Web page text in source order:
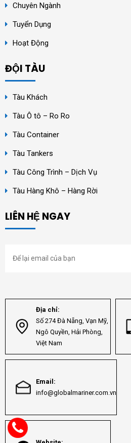
Chuyên Ngành
Tuyển Dụng
Hoạt Động
ĐỘI TÀU
Tàu Khách
Tàu Ô tô – Ro Ro
Tàu Container
Tàu Tankers
Tàu Công Trình – Dịch Vụ
Tàu Hàng Khô – Hàng Rời
LIÊN HỆ NGAY
Địa chỉ:
Số 274 Đà Nẵng, Vạn Mỹ,
Ngô Quyền, Hải Phòng,
Việt Nam
Email:
info@globalmariner.com.vn